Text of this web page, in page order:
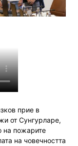
прие в
от Сунгурларе,
на пожарите
на човечността